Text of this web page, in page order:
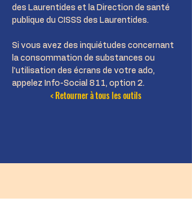
des Laurentides et la Direction de santé
publique du CISSS des Laurentides.
Si vous avez des inquiétudes concernant
la consommation de substances ou
l’utilisation des écrans de votre ado,
appelez Info-Social 811, option 2.
< Retourner à tous les outils